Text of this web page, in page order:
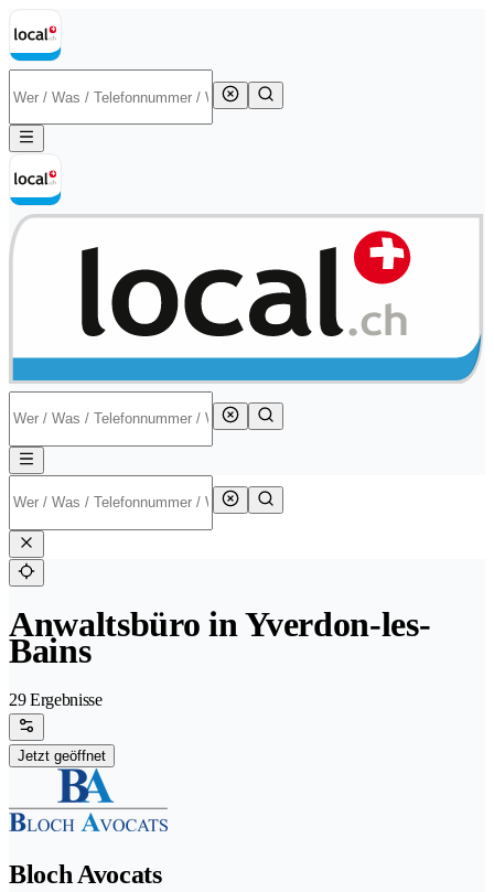
Anwaltsbüro in Yverdon-les-
Bains
29 Ergebnisse
Jetzt geöffnet
Bloch Avocats